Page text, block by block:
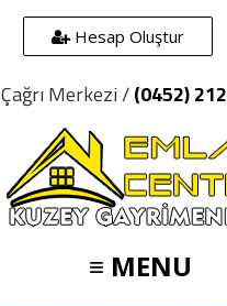
Hesap Oluştur
Çağrı Merkezi /(0452)
≡ MENU